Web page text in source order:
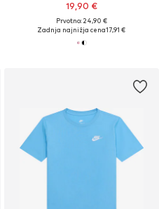
19,90 €
Prvotno: 24,90 €
Zadnja najnižja cena17,91 €